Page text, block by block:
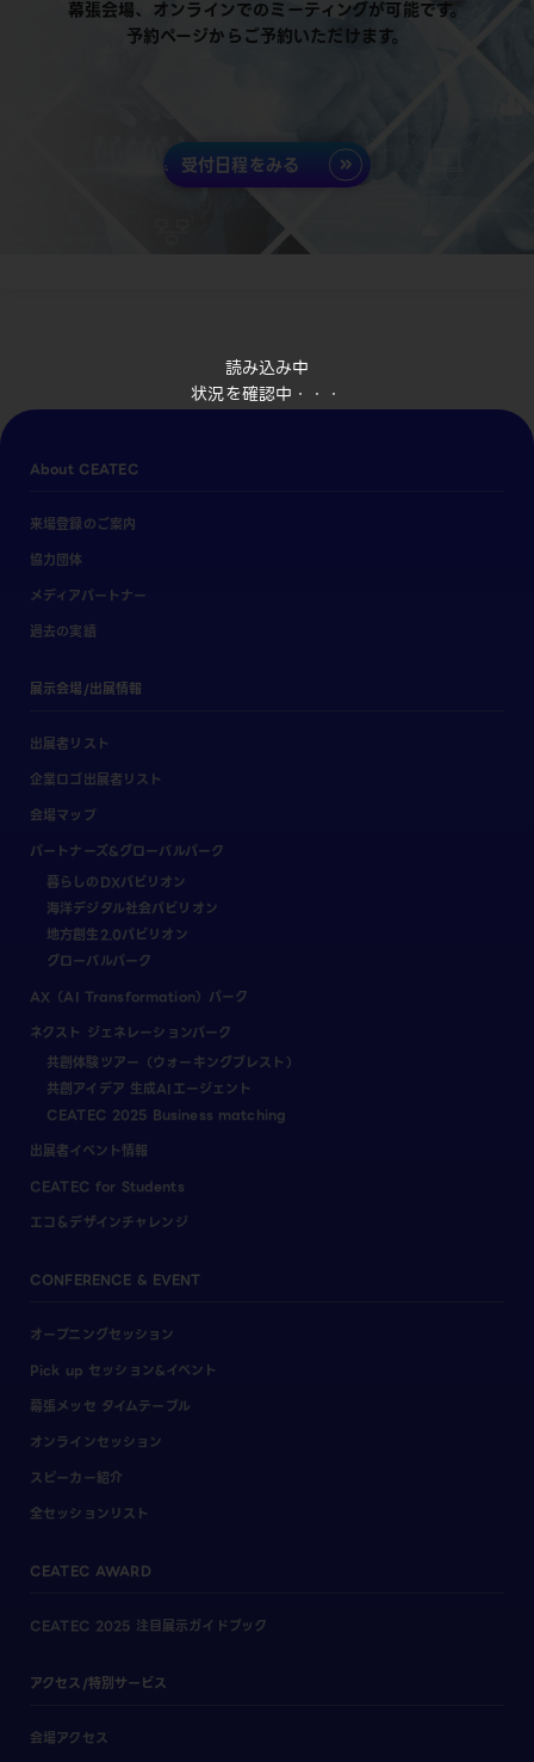
読み込み中
状況を確認中・・・
幕張会場、オンラインでのミーティングが可能です。
予約ページからご予約いただけます。
受付日程をみる
About CEATEC
来場登録のご案内
協力団体
メディアパートナー
過去の実績
展示会場/出展情報
出展者リスト
企業ロゴ出展者リスト
会場マップ
パートナーズ&グローバルパーク
暮らしのDXパビリオン
海洋デジタル社会パビリオン
地方創生2.0パビリオン
グローバルパーク
AX（AI Transformation）パーク
ネクスト ジェネレーションパーク
共創体験ツアー（ウォーキングブレスト）
共創アイデア 生成AIエージェント
CEATEC 2025 Business matching
出展者イベント情報
CEATEC for Students
エコ＆デザインチャレンジ
CONFERENCE & EVENT
オープニングセッション
Pick up セッション&イベント
幕張メッセ タイムテーブル
オンラインセッション
スピーカー紹介
全セッションリスト
CEATEC AWARD
CEATEC 2025 注目展示ガイドブック
アクセス/特別サービス
会場アクセス